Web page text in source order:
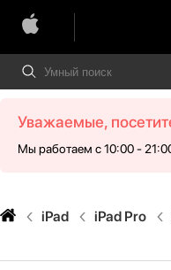
Уважаемые,
Мы работаем с 10:00 -
iPad iPad Pro